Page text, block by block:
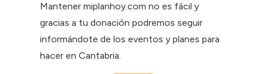
Mantener miplanhoy.com no es fácil y
gracias a tu donación podremos seguir
informándote de los eventos y planes para
hacer en Cantabria.